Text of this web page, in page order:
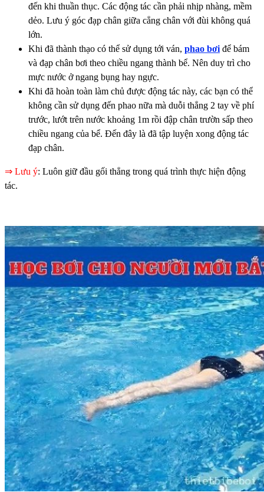
đến khi thuần thục. Các động tác cần phải nhịp nhàng, mềm
dẻo. Lưu ý góc đạp chân giữa cẳng chân với đùi không quá
lớn.
Khi đã thành thạo có thể sử dụng tới ván, phao bơi để bám
và đạp chân bơi theo chiều ngang thành bể. Nên duy trì cho
mực nước ở ngang bụng hay ngực.
Khi đã hoàn toàn làm chủ được động tác này, các bạn có thể
không cần sử dụng đến phao nữa mà duỗi thẳng 2 tay về phí
trước, lướt trên nước khoảng 1m rồi đập chân trườn sấp theo
chiều ngang của bể. Đến đây là đã tập luyện xong động tác
đạp chân.
⇒ Lưu ý: Luôn giữ đầu gối thẳng trong quá trình thực hiện động
tác.